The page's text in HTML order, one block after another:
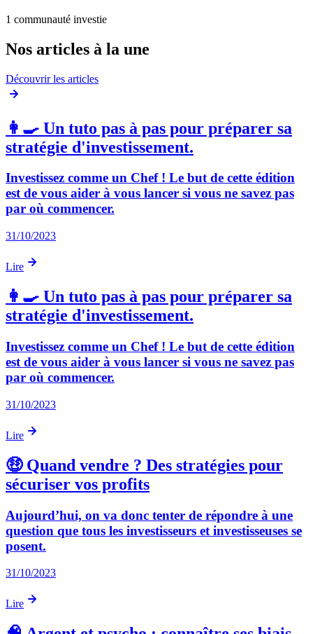
1 communauté investie
Nos articles à la une
Découvrir les articles
👩‍🍳 Un tuto pas à pas pour préparer sa
stratégie d'investissement.
Investissez comme un Chef ! Le but de cette édition
est de vous aider à vous lancer si vous ne savez pas
par où commencer.
31/10/2023
Lire
👩‍🍳 Un tuto pas à pas pour préparer sa
stratégie d'investissement.
Investissez comme un Chef ! Le but de cette édition
est de vous aider à vous lancer si vous ne savez pas
par où commencer.
31/10/2023
Lire
🤑 Quand vendre ? Des stratégies pour
sécuriser vos profits
Aujourd’hui, on va donc tenter de répondre à une
question que tous les investisseurs et investisseuses se
posent.
31/10/2023
Lire